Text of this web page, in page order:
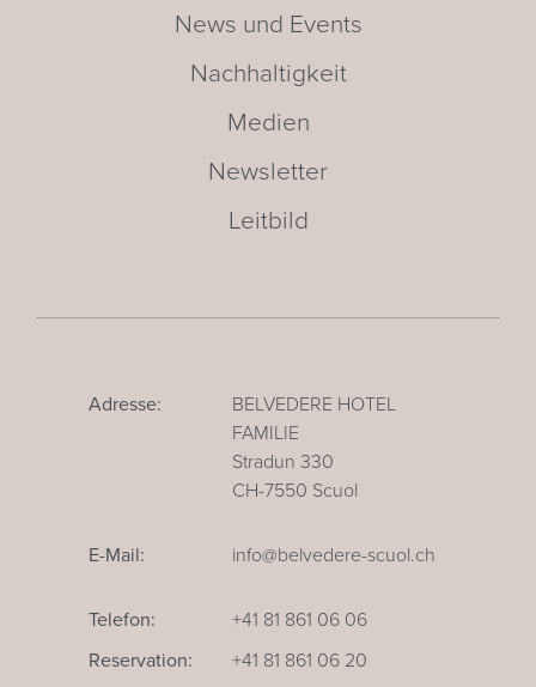
News und Events
Nachhaltigkeit
Medien
Newsletter
Leitbild
Adresse:
BELVEDERE HOTEL
FAMILIE
Stradun 330
CH-7550 Scuol
E-Mail: info@belvedere-scuol.ch
Telefon:
+41 81 861 06 06
Reservation:
+41 81 861 06 20